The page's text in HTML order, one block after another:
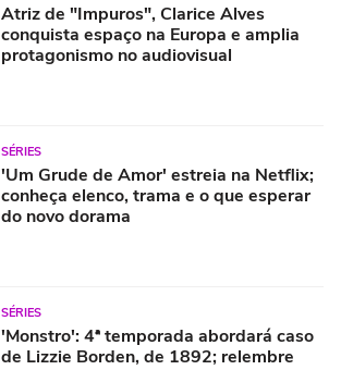
Atriz de "Impuros", Clarice Alves
conquista espaço na Europa e amplia
protagonismo no audiovisual
SÉRIES
'Um Grude de Amor' estreia na Netflix;
conheça elenco, trama e o que esperar
do novo dorama
SÉRIES
'Monstro': 4ª temporada abordará caso
de Lizzie Borden, de 1892; relembre